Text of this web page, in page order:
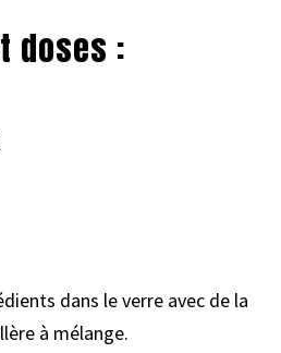
doses :
dans le verre avec de la
à mélange.